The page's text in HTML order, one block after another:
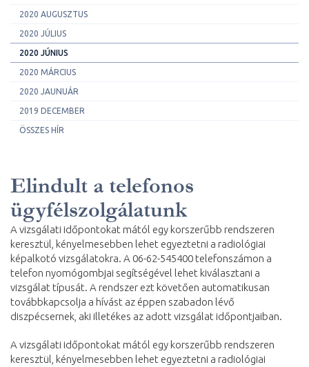
2020 AUGUSZTUS
2020 JÚLIUS
2020 JÚNIUS
2020 MÁRCIUS
2020 JAUNUÁR
2019 DECEMBER
ÖSSZES HÍR
Elindult a telefonos
ügyfélszolgálatunk
A vizsgálati időpontokat mától egy korszerűbb rendszeren
keresztül, kényelmesebben lehet egyeztetni a radiológiai
képalkotó vizsgálatokra. A 06-62-545400 telefonszámon a
telefon nyomógombjai segítségével lehet kiválasztani a
vizsgálat típusát. A rendszer ezt követően automatikusan
továbbkapcsolja a hívást az éppen szabadon lévő
diszpécsernek, aki illetékes az adott vizsgálat időpontjaiban.
A vizsgálati időpontokat mától egy korszerűbb rendszeren
keresztül, kényelmesebben lehet egyeztetni a radiológiai